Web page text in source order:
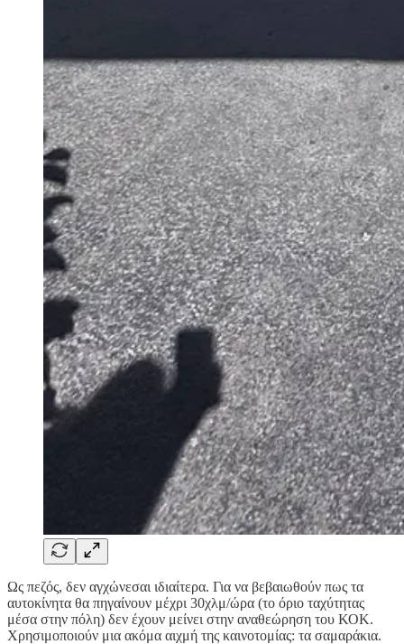
Ως πεζός, δεν αγχώνεσαι ιδιαίτερα. Για να βεβαιωθούν πως τα
αυτοκίνητα θα πηγαίνουν μέχρι 30χλμ/ώρα (το όριο ταχύτητας
μέσα στην πόλη) δεν έχουν μείνει στην αναθεώρηση του ΚΟΚ.
Χρησιμοποιούν μια ακόμα αιχμή της καινοτομίας: τα σαμαράκια.